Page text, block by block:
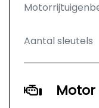
Aantal sleutels